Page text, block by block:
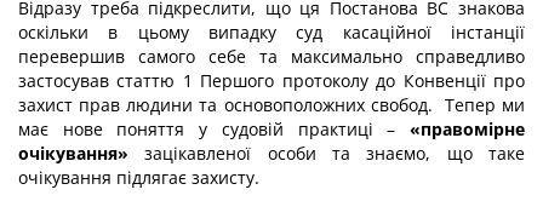
Відразу треба підкреслити, що ця Постанова ВС знакова
оскільки в цьому випадку суд касаційної інстанції
перевершив самого себе та максимально справедливо
застосував статтю 1 Першого протоколу до Конвенції про
захист прав людини та основоположних свобод. Тепер ми
має нове поняття у судовій практиці – «правомірне
очікування»зацікавленої особи та знаємо, що таке
очікування підлягає захисту.